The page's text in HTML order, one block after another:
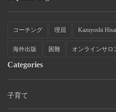
コーチング 理屈 Kazuyoshi
海外出版 困難 オンラインサロ
Categories
子育て